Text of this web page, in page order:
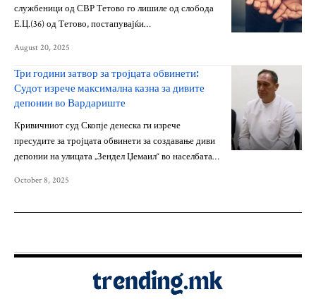
службеници од СВР Тетово го лишиле од слобода
Е.Ц.(36) од Тетово, постапувајќи…
August 20, 2025
Три години затвор за тројцата обвинети:
Судот изрече максимална казна за дивите
депонии во Вардариште
Кривичниот суд Скопје денеска ги изрече
пресудите за тројцата обвинети за создавање диви
депонии на улицата „Зендел Џемаил“ во населбата…
October 8, 2025